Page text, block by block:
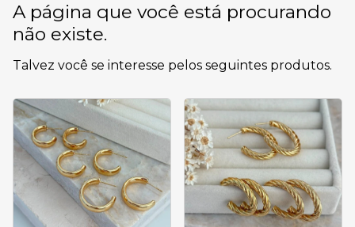
A página que você está procurando
não existe.
Talvez você se interesse pelos seguintes produtos.